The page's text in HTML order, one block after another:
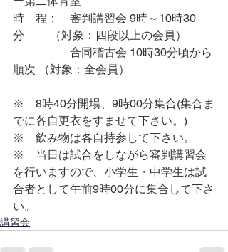
時　程：	審判講習会 9時～10時30
分　　 （対象：四段以上の会員）
順次 （対象：全会員）
※　8時40分開場、9時00分集合(集合ま
でに各自更衣をすませて下さい。)
※　飲み物は各自持参して下さい。
※　当日は試合をしながら審判講習会
を行いますので、小学生・中学生は試
合者として午前9時00分に集合して下さ
い。
講習会